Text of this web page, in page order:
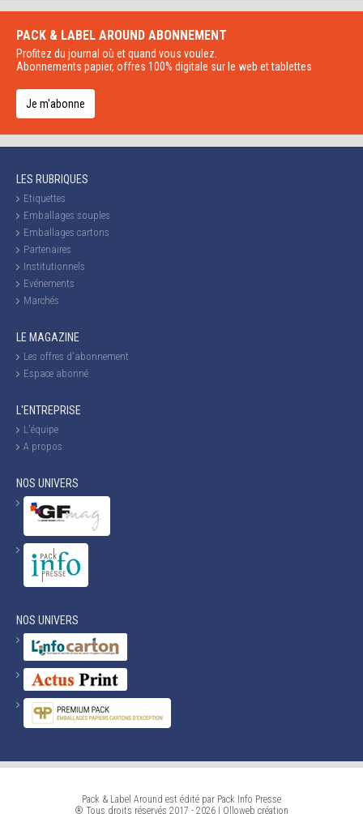
PACK & LABEL AROUND ABONNEMENT
Profitez du journal où et quand vous voulez.
Abonnements papier, offres 100% digitale sur le web et tablettes
Je m'abonne
LES RUBRIQUES
Etiquettes
Emballages souples
Emballages cartons
Partenaires
Institutionnels
Evénements
Marchés
LE MAGAZINE
Les offres d'abonnement
Espace abonné
L'ENTREPRISE
L'équipe
A propos
NOS UNIVERS
NOS UNIVERS
Pack & Label Around est édité par Pack Info Presse
® Tous droits réservés 2017 - 2026 |
Olloweb création